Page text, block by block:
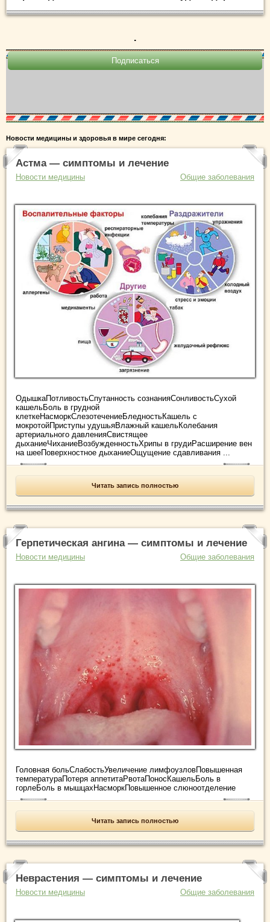
.
Новости медицины и здоровья в мире сегодня:
Астма — симптомы и лечение
Новости медицины Общие заболевания
ОдышкаПотливостьСпутанность сознанияСонливостьСухой
кашельБоль в грудной
клеткеНасморкСлезотечениеБледностьКашель с
мокротойПриступы удушьяВлажный кашельКолебания
артериального давленияСвистящее
дыханиеЧиханиеВозбужденностьХрипы в грудиРасширение вен
на шееПоверхностное дыханиеОщущение сдавливания ...
Читать запись полностью
Герпетическая ангина — симптомы и лечение
Новости медицины Общие заболевания
Головная больСлабостьУвеличение лимфоузловПовышенная
температураПотеря аппетитаРвотаПоносКашельБоль в
горлеБоль в мышцахНасморкПовышенное слюноотделение
Читать запись полностью
Неврастения — симптомы и лечение
Новости медицины Общие заболевания